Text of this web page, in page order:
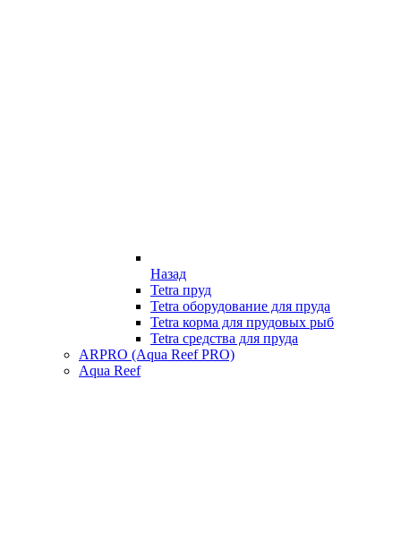
Назад
Tetra пруд
Tetra оборудование для пруда
Tetra корма для прудовых рыб
Tetra средства для пруда
ARPRO (Aqua Reef PRO)
Aqua Reef